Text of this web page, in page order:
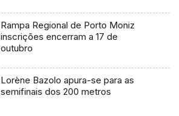
Rampa Regional de Porto Moniz
inscrições encerram a 17 de
outubro
Lorène Bazolo apura-se para as
semifinais dos 200 metros